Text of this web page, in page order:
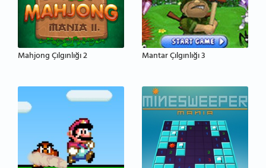
Mahjong Çılgınlığı 2 Mantar Çılgınlığı 3